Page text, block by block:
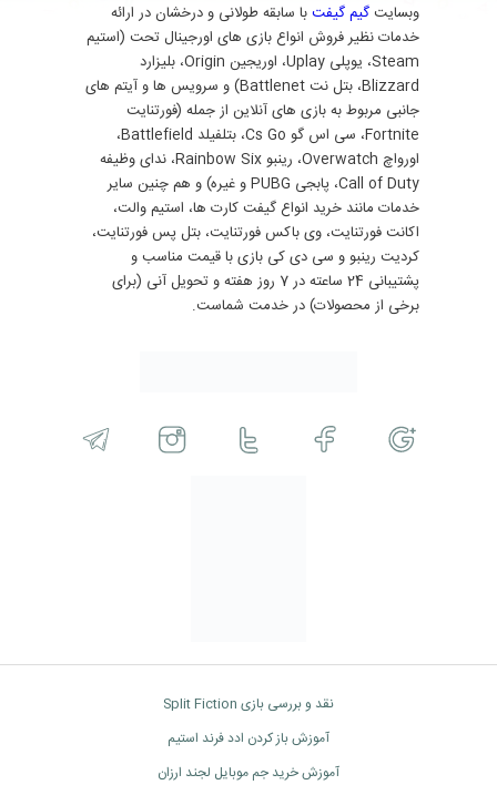
وبسایت گیم گیفتبا سابقه طولانی و درخشان در ارائه
خدمات نظیر فروش انواع بازی های اورجینال تحت (استیم
Steam، یوپلی Uplay، اوریجین Origin، بلیزارد
Blizzard، بتل نت Battlenet) و سرویس ها و آیتم های
جانبی مربوط به بازی های آنلاین از جمله (فورتنایت
Fortnite، سی اس گو Cs Go، بتلفیلد Battlefield،
اورواچ Overwatch، رینبو Rainbow Six، ندای وظیفه
Call of Duty، پابجی PUBG و غیره) و هم چنین سایر
خدمات مانند خرید انواع گیفت کارت ها، استیم والت،
اکانت فورتنایت، وی باکس فورتنایت، بتل پس فورتنایت،
کردیت رینبو و سی دی کی بازی با قیمت مناسب و
پشتیبانی 24 ساعته در 7 روز هفته و تحویل آنی (برای
برخی از محصولات) در خدمت شماست.
نقد و بررسی بازی Split Fiction
آموزش باز کردن ادد فرند استیم
آموزش خرید جم موبایل لجند ارزان